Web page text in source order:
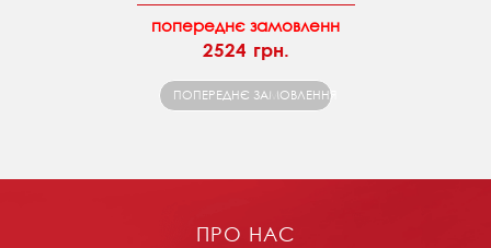
попереднє замовленн
2524 грн.
ПОПЕРЕДНЄ ЗАМОВЛЕННЯ
ПРО НАС